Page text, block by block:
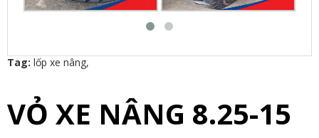
Tag: lốp xe nâng,
VỎ XE NÂNG 8.25-15